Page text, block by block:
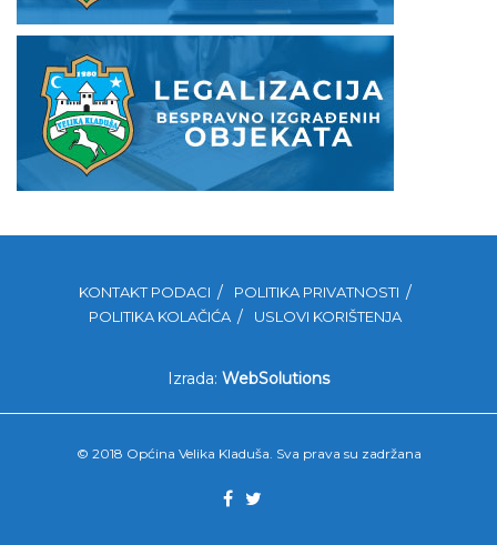
KONTAKT PODACI
POLITIKA PRIVATNOSTI
POLITIKA KOLAČIĆA
USLOVI KORIŠTENJA
Izrada: WebSolutions
© 2018 Općina Velika Kladuša. Sva prava su zadržana